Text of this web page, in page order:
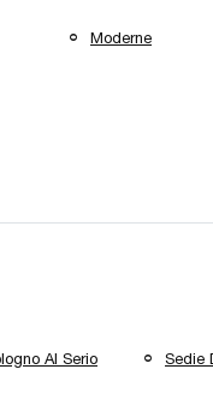
Moderne
Al Serio Sedie